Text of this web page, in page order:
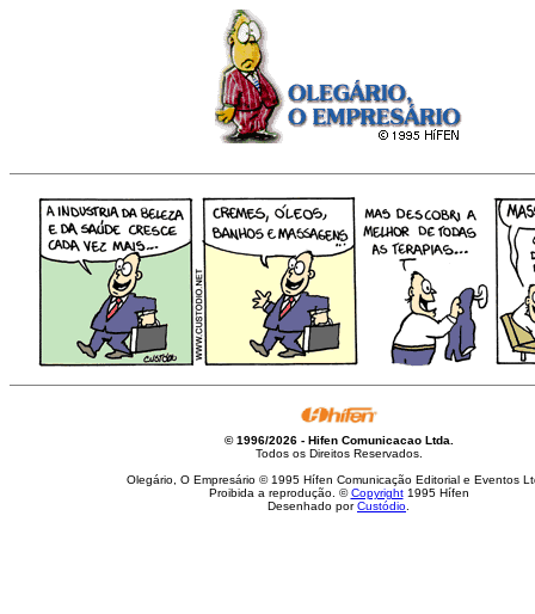
© 1996/2026 - Hifen Comunicacao Ltda.
Todos os Direitos Reservados.
Olegário, O Empresário © 1995 Hífen Comunicação Editorial e Eventos
Proibida a reprodução. ©Copyright1995 Hífen
Desenhado porCustódio